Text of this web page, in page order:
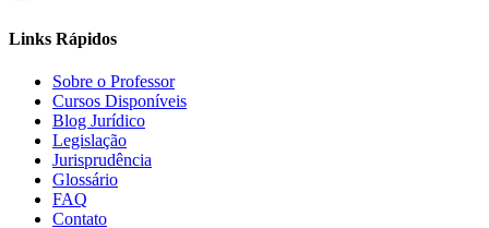
Links Rápidos
Sobre o Professor
Cursos Disponíveis
Blog Jurídico
Legislação
Jurisprudência
Glossário
FAQ
Contato